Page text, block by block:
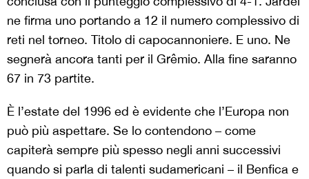
ne firma uno portando a 12 il numero complessivo di
reti nel torneo. Titolo di capocannoniere. E uno. Ne
segnerà ancora tanti per il Grêmio. Alla fine saranno
67 in 73 partite.
È l’estate del 1996 ed è evidente che l’Europa non
può più aspettare. Se lo contendono – come
capiterà sempre più spesso negli anni successivi
quando si parla di talenti sudamericani – il Benfica e